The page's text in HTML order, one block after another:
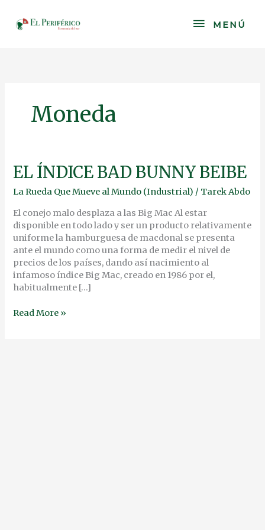
content
MENÚ
MENÚ
Moneda
EL ÍNDICE BAD BUNNY BEIBE
La Rueda Que Mueve al Mundo (Industrial) / Tarek Abdo
El conejo malo desplaza a las Big Mac Al estar
disponible en todo lado y ser un producto relativamente
uniforme la hamburguesa de macdonal se presenta
ante el mundo como una forma de medir el nivel de
precios de los países, dando así nacimiento al
infamoso índice Big Mac, creado en 1986 por el,
habitualmente […]
EL
ÍNDICE
BAD
BEIBE
Read More »